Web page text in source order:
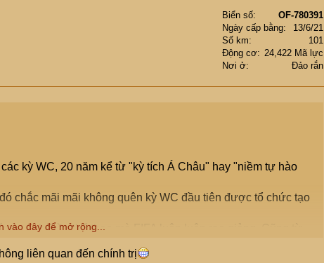
Biển số
OF-780391
Ngày cấp bằng
13/6/21
Số km
101
Động cơ
24,422 Mã lực
Nơi ở
Đảo rắn
kỳ WC, 20 năm kể từ "kỳ tích Á Châu" hay "niềm tự hào
chắc mãi mãi không quên kỳ WC đầu tiên được tổ chức tạo
tinh thần thể thao mà FIFA luôn luôn rao giảng. Cũng từ
vào đây để mở rộng...
liên quan đến chính trị